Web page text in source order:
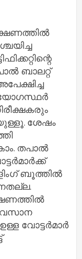
ബാലറ്റ്
ശേഷം
തപാൽ
ബൂത്തിൽ
വോട്ടർമാർ